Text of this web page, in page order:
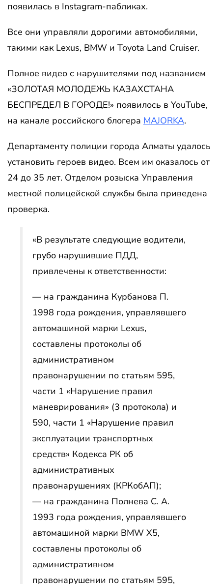
появилась в Instagram-пабликах.
Все они управляли дорогими автомобилями,
такими как Lexus, BMW и Toyota Land Cruiser.
Полное видео с нарушителями под названием
«ЗОЛОТАЯ МОЛОДЕЖЬ КАЗАХСТАНА
БЕСПРЕДЕЛ В ГОРОДЕ!» появилось в YouTube,
на канале российского блогера MAJORKA.
Департаменту полиции города Алматы удалось
установить героев видео. Всем им оказалось от
24 до 35 лет. Отделом розыска Управления
местной полицейской службы была приведена
проверка.
«В результате следующие водители,
грубо нарушившие ПДД,
привлечены к ответственности:
— на гражданина Курбанова П.
1998 года рождения, управлявшего
автомашиной марки Lexus,
составлены протоколы об
административном
правонарушении по статьям 595,
части 1 «Нарушение правил
маневрирования» (3 протокола) и
590, части 1 «Нарушение правил
эксплуатации транспортных
средств» Кодекса РК об
административных
правонарушениях (КРКобАП);
— на гражданина Полнева С. А.
1993 года рождения, управлявшего
автомашиной марки BMW Х5,
составлены протоколы об
административном
правонарушении по статьям 595,